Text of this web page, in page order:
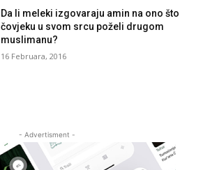
Da li meleki izgovaraju amin na ono što
čovjeku u svom srcu poželi drugom
muslimanu?
16 Februara, 2016
- Advertisment -